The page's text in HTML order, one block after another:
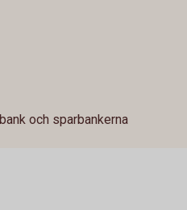
och sparbankerna